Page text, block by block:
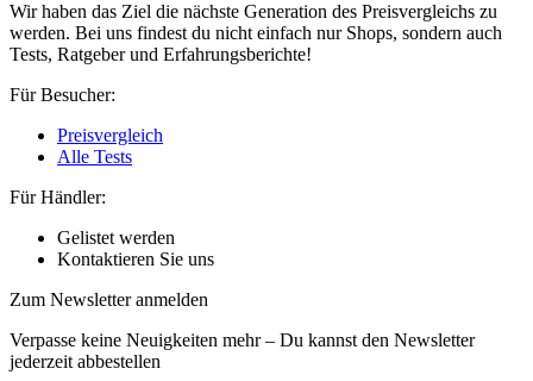
Wir haben das Ziel die nächste Generation des Preisvergleichs zu
werden. Bei uns findest du nicht einfach nur Shops, sondern auch
Tests, Ratgeber und Erfahrungsberichte!
Für Besucher:
Preisvergleich
Alle Tests
Für Händler:
Gelistet werden
Kontaktieren Sie uns
Zum Newsletter anmelden
Verpasse keine Neuigkeiten mehr – Du kannst den Newsletter
jederzeit abbestellen